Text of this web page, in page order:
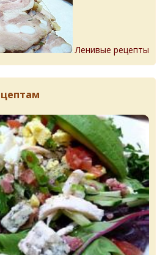
Ленивые рецепты